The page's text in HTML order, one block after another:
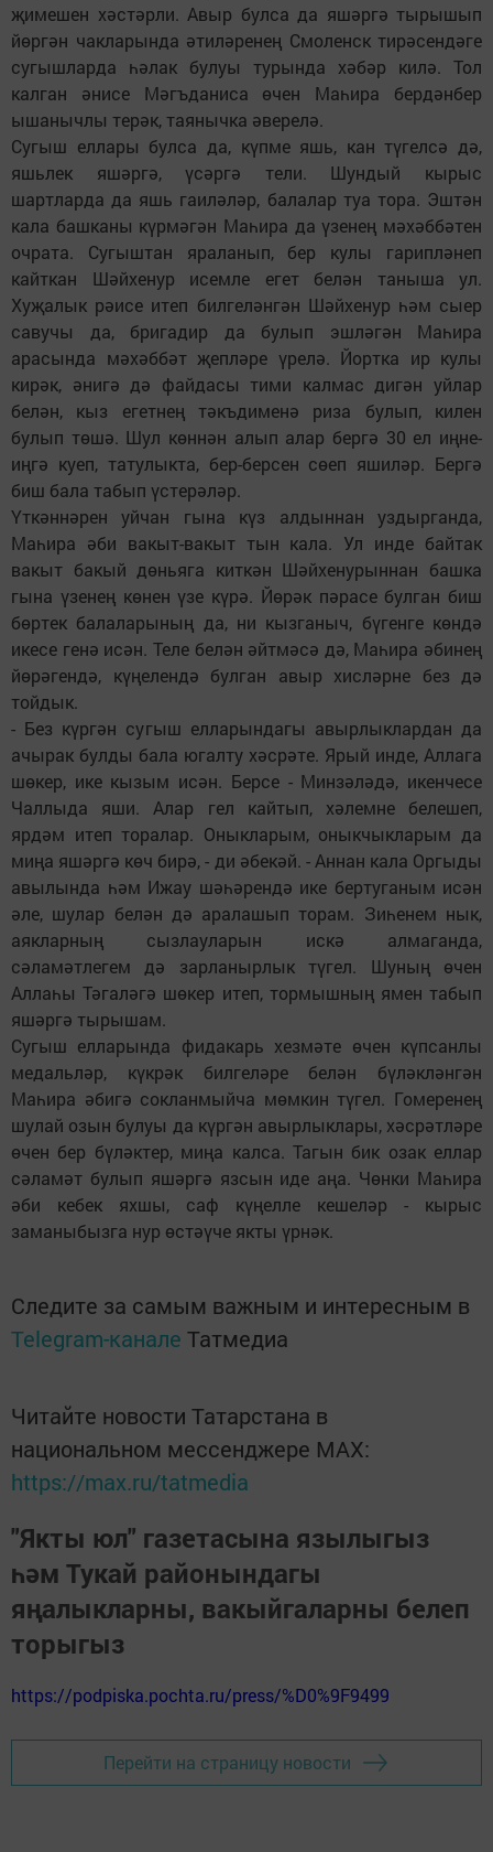
җимешен хәстәрли. Авыр булса да яшәргә тырышып
йөргән чакларында әтиләренең Смоленск тирәсендәге
сугышларда һәлак булуы турында хәбәр килә. Тол
калган әнисе Мәгъданиса өчен Маһира бердәнбер
ышанычлы терәк, таянычка әверелә.
Сугыш еллары булса да, күпме яшь, кан түгелсә дә,
яшьлек яшәргә, үсәргә тели. Шундый кырыс
шартларда да яшь гаиләләр, балалар туа тора. Эштән
кала башканы күрмәгән Маһира да үзенең мәхәббәтен
очрата. Сугыштан яраланып, бер кулы гарипләнеп
кайткан Шәйхенур исемле егет белән таныша ул.
Хуҗалык рәисе итеп билгеләнгән Шәйхенур һәм сыер
савучы да, бригадир да булып эшләгән Маһира
арасында мәхәббәт җепләре үрелә. Йортка ир кулы
кирәк, әнигә дә файдасы тими калмас дигән уйлар
белән, кыз егетнең тәкъдименә риза булып, килен
булып төшә. Шул көннән алып алар бергә 30 ел иңне-
иңгә куеп, татулыкта, бер-берсен сөеп яшиләр. Бергә
биш бала табып үстерәләр.
Үткәннәрен уйчан гына күз алдыннан уздырганда,
Маһира әби вакыт-вакыт тын кала. Ул инде байтак
вакыт бакый дөньяга киткән Шәйхенурыннан башка
гына үзенең көнен үзе күрә. Йөрәк пәрасе булган биш
бөртек балаларының да, ни кызганыч, бүгенге көндә
икесе генә исән. Теле белән әйтмәсә дә, Маһира әбинең
йөрәгендә, күңелендә булган авыр хисләрне без дә
тойдык.
- Без күргән сугыш елларындагы авырлыклардан да
ачырак булды бала югалту хәсрәте. Ярый инде, Аллага
шөкер, ике кызым исән. Берсе - Минзәләдә, икенчесе
Чаллыда яши. Алар гел кайтып, хәлемне белешеп,
ярдәм итеп торалар. Оныкларым, оныкчыкларым да
миңа яшәргә көч бирә, - ди әбекәй. - Аннан кала Оргыды
авылында һәм Ижау шәһәрендә ике бертуганым исән
әле, шулар белән дә аралашып торам. Зиһенем нык,
аякларның сызлауларын искә алмаганда,
сәламәтлегем дә зарланырлык түгел. Шуның өчен
Аллаһы Тәгаләгә шөкер итеп, тормышның ямен табып
яшәргә тырышам.
Сугыш елларында фидакарь хезмәте өчен күпсанлы
медальләр, күкрәк билгеләре белән бүләкләнгән
Маһира әбигә сокланмыйча мөмкин түгел. Гомеренең
шулай озын булуы да күргән авырлыклары, хәсрәтләре
өчен бер бүләктер, миңа калса. Тагын бик озак еллар
сәламәт булып яшәргә язсын иде аңа. Чөнки Маһира
әби кебек яхшы, саф күңелле кешеләр - кырыс
заманыбызга нур өстәүче якты үрнәк.
Следите за самым важным и интересным в
Telegram-канале Татмедиа
Читайте новости Татарстана в
национальном мессенджере MАХ:
https://max.ru/tatmedia
"Якты юл" газетасына язылыгыз
һәм Тукай районындагы
яңалыкларны, вакыйгаларны белеп
торыгыз
https://podpiska.pochta.ru/press/%D0%9F9499
Перейти на страницу новости